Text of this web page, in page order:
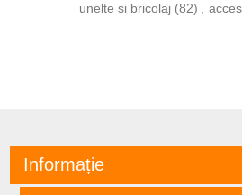
unelte si bricolaj (82) ,
Informație